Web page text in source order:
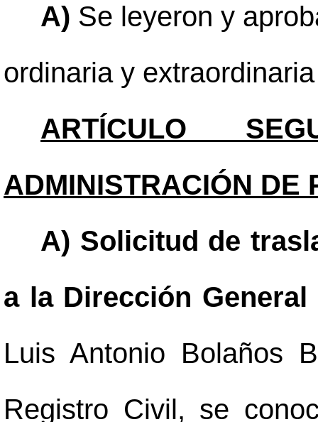
A) Se leyeron y
ordinaria y
ARTÍCULO
ADMINISTRACIÓN DE
A) Solicitud de
a la Dirección
Luis Antonio Bolaños
Registro Civil, se